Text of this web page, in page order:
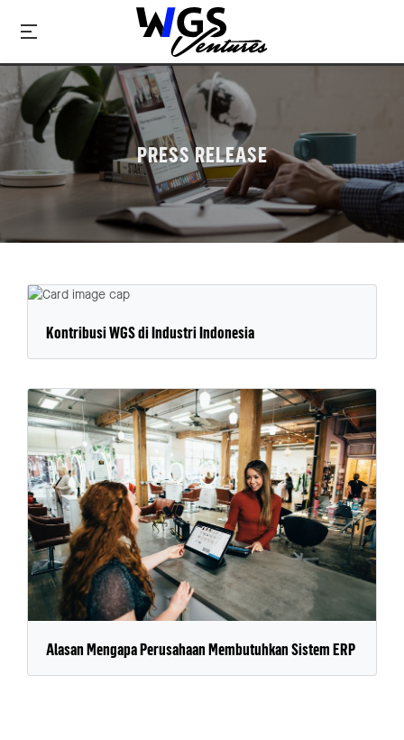
PRESS RELEASE
Kontribusi WGS di Industri Indonesia
Alasan Mengapa Perusahaan Membutuhkan Sistem ERP